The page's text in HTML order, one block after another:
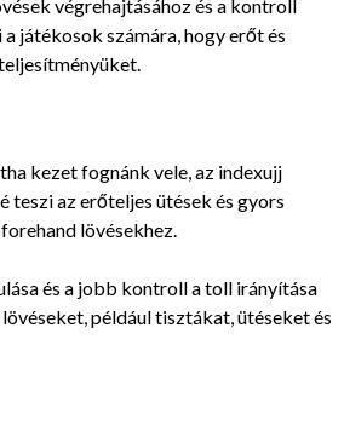
végrehajtásához és a kontroll
játékosok számára, hogy erőt és
kezet fognánk vele, az indexujj
teszi az erőteljes ütések és gyors
lövésekhez.
és a jobb kontroll a toll irányítása
például tisztákat, ütéseket és